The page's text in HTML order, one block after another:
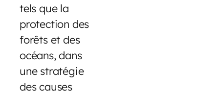
tels que la
protection des
forêts et des
océans, dans
une stratégie
des causes